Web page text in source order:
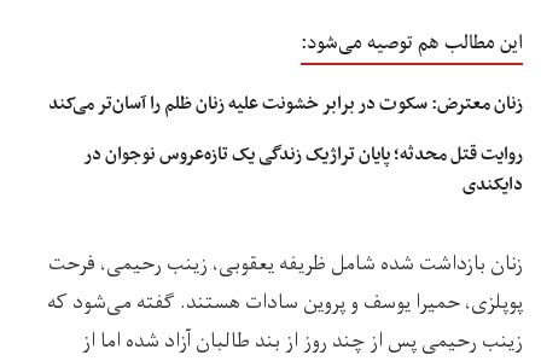
این مطالب هم توصیه می‌شود:
زنان معترض: سکوت در برابر خشونت علیه زنان ظلم را آسان‌تر می‌کند
روایت قتل محدثه؛ پایان تراژیک زندگی یک تازه‌عروس نوجوان در
دایکندی
زنان بازداشت شده شامل ظریفه یعقوبی، زینب رحیمی، فرحت
پوپلزی، حمیرا یوسف و پروین سادات هستند. گفته می‌شود که
زینب رحیمی پس از چند روز از بند طالبان آزاد شده اما از